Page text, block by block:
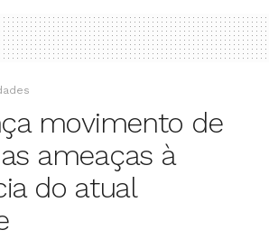
movimento de
ameaças à
do atual